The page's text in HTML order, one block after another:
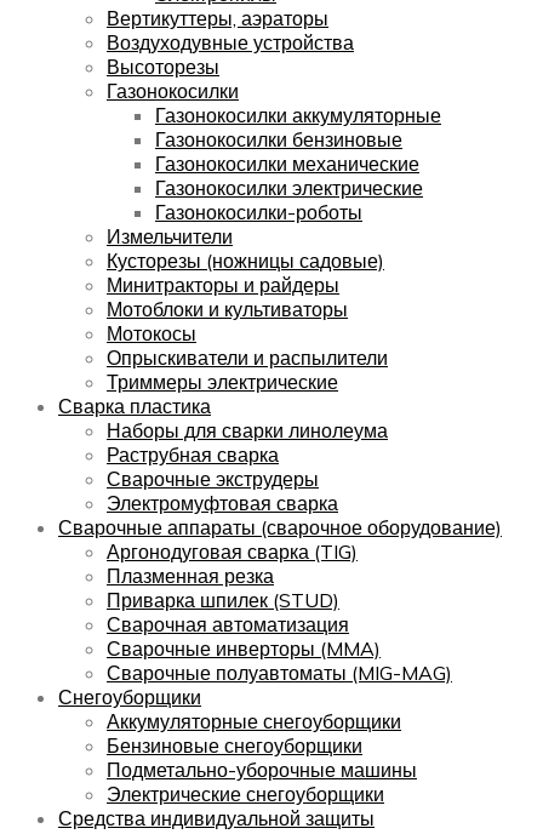
Вертикуттеры, аэраторы
Воздуходувные устройства
Высоторезы
Газонокосилки
Газонокосилки аккумуляторные
Газонокосилки бензиновые
Газонокосилки механические
Газонокосилки электрические
Газонокосилки-роботы
Измельчители
Кусторезы (ножницы садовые)
Минитракторы и райдеры
Мотоблоки и культиваторы
Мотокосы
Опрыскиватели и распылители
Триммеры электрические
Сварка пластика
Наборы для сварки линолеума
Раструбная сварка
Сварочные экструдеры
Электромуфтовая сварка
Сварочные аппараты (сварочное оборудование)
Аргонодуговая сварка (TIG)
Плазменная резка
Приварка шпилек (STUD)
Сварочная автоматизация
Сварочные инверторы (MMA)
Сварочные полуавтоматы (MIG-MAG)
Снегоуборщики
Аккумуляторные снегоуборщики
Бензиновые снегоуборщики
Подметально-уборочные машины
Электрические снегоуборщики
Средства индивидуальной защиты